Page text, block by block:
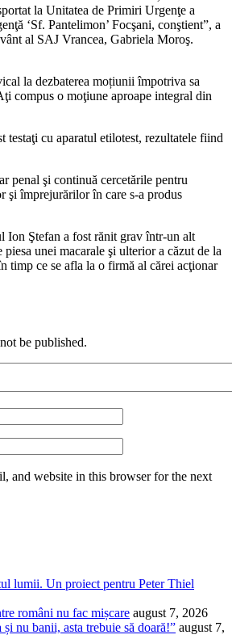
la Unitatea de Primiri Urgenţe a
‘Sf. Pantelimon’ Focşani, conştient”, a
al SAJ Vrancea, Gabriela Moroş.
la dezbaterea moțiunii împotriva sa
compus o moţiune aproape integral din
testaţi cu aparatul etilotest, rezultatele fiind
penal şi continuă cercetările pentru
şi împrejurărilor în care s-a produs
Ion Ştefan a fost rănit grav într-un alt
unei macarale şi ulterior a căzut de la
timp ce se afla la o firmă al cărei acţionar
be published.
and website in this browser for the next
lumii. Un proiect pentru Peter Thiel
români nu fac mișcare august 7, 2026
și nu banii, asta trebuie să doară!” august 7,